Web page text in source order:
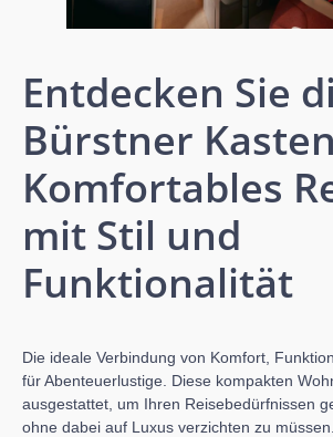
Entdecken Sie
Bürstner
Komfortables
mit Stil und
Funktionalität
Die ideale Verbindung von Komfort,
für Abenteuerlustige. Diese kompakten
ausgestattet, um Ihren Reisebedürfnissen
ohne dabei auf Luxus verzichten zu müssen.